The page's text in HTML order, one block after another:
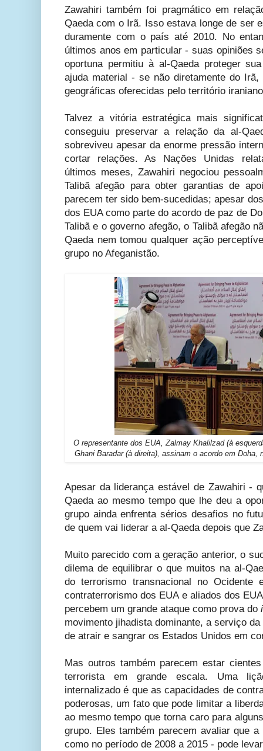
Zawahiri também foi pragmático em
Qaeda com o Irã. Isso estava longe de ser
duramente com o país até 2010. No
últimos anos em particular - suas opiniões
oportuna permitiu à al-Qaeda proteger
ajuda material - se não diretamente do
geográficas oferecidas pelo território
Talvez a vitória estratégica mais
conseguiu preservar a relação da al-
sobreviveu apesar da enorme pressão
cortar relações. As Nações Unidas
últimos meses, Zawahiri negociou
Talibã afegão para obter garantias de
parecem ter sido bem-sucedidas; apesar
dos EUA como parte do acordo de paz de
Talibã e o governo afegão, o Talibã afegão
Qaeda nem tomou qualquer ação
grupo no Afeganistão.
O representante dos EUA, Zalmay Khalilzad (à
Ghani Baradar (à direita), assinam o acordo em Doha,
Apesar da liderança estável de Zawahiri -
Qaeda ao mesmo tempo que lhe deu a
grupo ainda enfrenta sérios desafios no
de quem vai liderar a al-Qaeda depois que
Muito parecido com a geração anterior, o
dilema de equilibrar o que muitos na al-
do terrorismo transnacional no
contraterrorismo dos EUA e aliados dos
percebem um grande ataque como prova do
movimento jihadista dominante, a serviço
de atrair e sangrar os Estados Unidos em
Mas outros também parecem estar
terrorista em grande escala. Uma
internalizado é que as capacidades de
poderosas, um fato que pode limitar a
ao mesmo tempo que torna caro para
grupo. Eles também parecem avaliar que
como no período de 2008 a 2015 - pode